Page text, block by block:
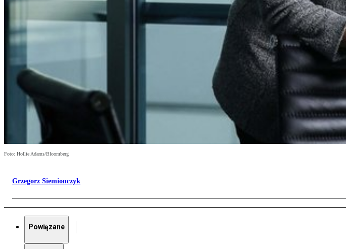
Foto: Hollie Adams/Bloomberg
Grzegorz Siemionczyk
Powiązane